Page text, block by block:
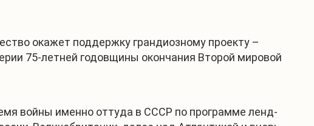
окажет поддержку грандиозному проекту –
75-летней годовщины окончания Второй мировой
войны именно оттуда в СССР по программе ленд-